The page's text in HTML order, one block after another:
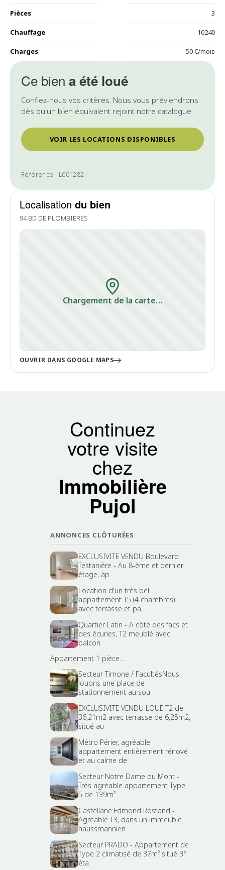
Ce bien a été loué
Confiez-nous vos critères. Nous vous préviendrons
dès qu'un bien équivalent rejoint notre catalogue.
VOIR LES LOCATIONS DISPONIBLES
Référence : L001282
Localisation du bien
94 BD DE PLOMBIERES
Chargement de la carte…
OUVRIR DANS GOOGLE MAPS
Pièces 3
Chauffage 10240
Charges 50 €/mois
Continuez
votre visite
chez
Immobilière
Pujol
ANNONCES CLÔTURÉES
EXCLUSIVITE VENDU Boulevard
Testanière - Au 8-ème et dernier
étage, ap
Location d'un très bel
appartement T5 (4 chambres)
avec terrasse et pa
Quartier Latin - A côté des facs et
des écuries, T2 meublé avec
balcon
Appartement 1 pièce…
Secteur Timone / FacultésNous
louons une place de
stationnement au sou
EXCLUSIVITE VENDU LOUÉ T2 de
36,21m2 avec terrasse de 6,25m2,
situé au
Métro Périer, agréable
appartement entièrement rénové
et au calme de
Secteur Notre Dame du Mont -
Trés agréable appartement Type
5 de 139m²
Castellane:Edmond Rostand -
Agréable T3, dans un immeuble
haussmannien
Secteur PRADO - Appartement de
Type 2 climatisé de 37m² situé 3°
éta